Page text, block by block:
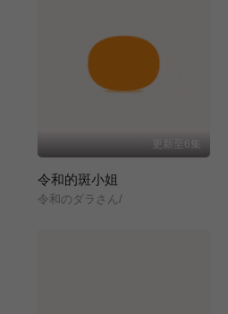
更新至6集
令和的斑小姐
令和のダラさん/